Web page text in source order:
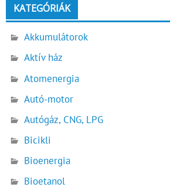
KATEGÓRIÁK
Akkumulátorok
Aktív ház
Atomenergia
Autó-motor
Autógáz, CNG, LPG
Bicikli
Bioenergia
Bioetanol